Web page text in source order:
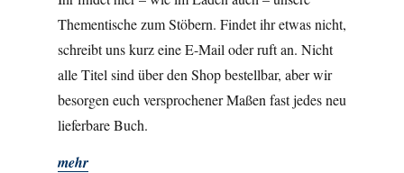
Thementische zum Stöbern. Findet ihr etwas nicht,
schreibt uns kurz eine E-Mail oder ruft an. Nicht
alle Titel sind über den Shop bestellbar, aber wir
besorgen euch versprochener Maßen fast jedes neu
lieferbare Buch.
mehr